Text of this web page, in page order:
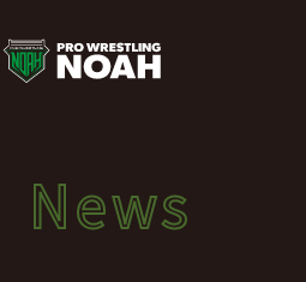
ニ
ュ
ー
ス
News
ニュース
News